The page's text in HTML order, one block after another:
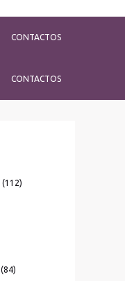
CONTACTOS
CONTACTOS
(112)
(84)